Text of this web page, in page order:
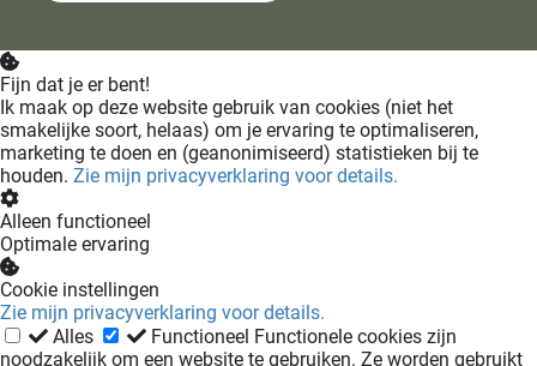
Fijn dat je er bent!
Ik maak op deze website gebruik van cookies (niet het
smakelijke soort, helaas) om je ervaring te optimaliseren,
marketing te doen en (geanonimiseerd) statistieken bij te
houden. Zie mijn privacyverklaring voor details.
Alleen functioneel
Optimale ervaring
Cookie instellingen
Zie mijn privacyverklaring voor details.
Alles
Functioneel Functionele cookies zijn
noodzakelijk om een website te gebruiken. Ze worden gebruikt